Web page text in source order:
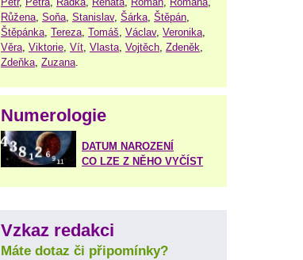
Růžena Soňa Stanislav, Šárka Štěpán
Štěpánka Tereza Tomáš Václav, Veronika
Věra Viktorie Vít Vlasta Vojtěch Zdeněk
Zdeňka Zuzana
Numerologie
DATUM NAROZENÍ
CO LZE Z NĚHO VYČÍST
Vzkaz redakci
Máte dotaz či připomínky?